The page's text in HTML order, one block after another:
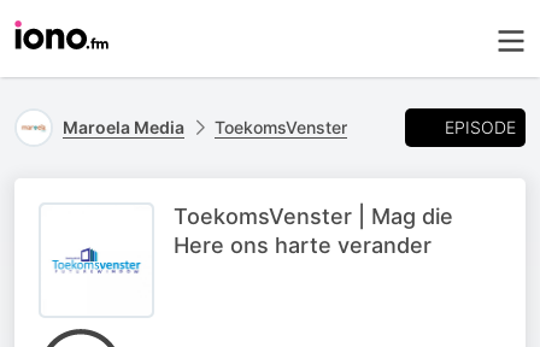
Maroela Media ToekomsVenster EPISODE
ToekomsVenster | Mag die
Here ons harte verander